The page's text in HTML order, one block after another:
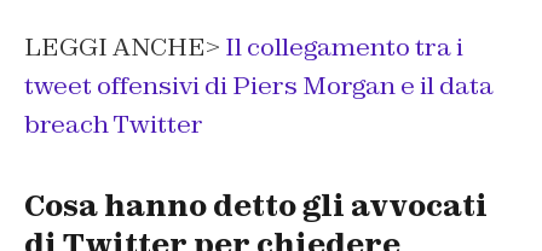
LEGGI ANCHE> Il collegamento tra i
tweet offensivi di Piers Morgan e il data
breach Twitter
Cosa hanno detto gli avvocati